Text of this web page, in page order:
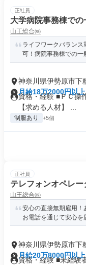
正社員
大学病院事務棟で
山王総合㈱
ライフワークバラン
可！病院事務棟での一
神奈川県伊勢原市下
月給18万2000円以上
資格・経験 ■ＰＣ操
【求める人材】 ...
制服あり +5個
正社員
テレフォンオペレ
山王総合㈱
安心の直接無期雇用！
お電話を通じて安心を
神奈川県伊勢原市下
月給20万8000円以上
資格・経験 ■未経験